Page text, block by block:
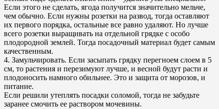
Если этого не сделать, ягода получится значительно мельче,
чем обычно. Если нужны розетки на развод, тогда оставляют
их первого порядка, остальные все равно удаляют. Но лучше
всего розетки выращивать на отдельной грядке с особо
плодородной землей. Тогда посадочный материал будет самым
качественным.
4. Замульчировать. Если засыпать грядку перегноем слоем в 5
см, то растения и перезимуют лучше, и весной будут расти и
плодоносить намного обильнее. Это и защита от морозов, и
питание.
Если решили утеплять посадки соломой, тогда не забудьте
заранее смочить ее раствором мочевины.